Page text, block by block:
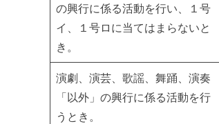
の興行に係る活動を行い、１号
イ、１号ロに当てはまらないと
き。
演劇、演芸、歌謡、舞踊、演奏
「以外」の興行に係る活動を行
うとき。